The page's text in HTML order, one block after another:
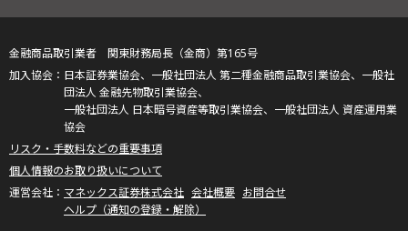
金融商品取引業者 関東財務局長（金商）第165号
日本証券業協会、一般社団法人 第二種金融商品取引業協会、一般社
団法人 金融先物取引業協会、
一般社団法人 日本暗号資産等取引業協会、一般社団法人 資産運用業
協会
リスク・手数料などの重要事項
個人情報のお取り扱いについて
マネックス証券株式会社 会社概要 お問合せ
ヘルプ（通知の登録・解除）